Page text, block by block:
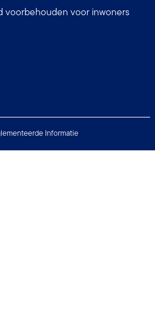
voorbehouden voor inwoners
Informatie
Waarschuwing